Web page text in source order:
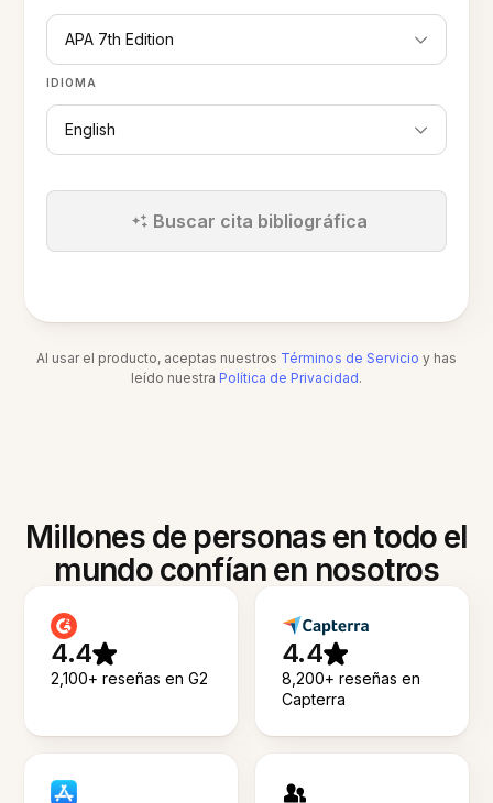
APA 7th Edition
IDIOMA
English
Buscar cita bibliográfica
Al usar el producto, aceptas nuestros Términos de Servicio y has
leído nuestra Política de Privacidad.
Millones de personas en todo el
mundo confían en nosotros
4.4
2,100+ reseñas en G2
4.4
8,200+ reseñas en
Capterra